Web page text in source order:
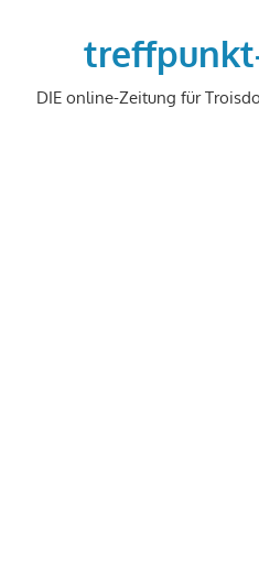
DIE online-Zeitung für